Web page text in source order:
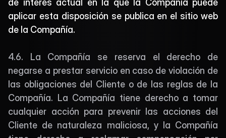
de interés actual en la que la Compañía puede
aplicar esta disposición se publica en el sitio web
de la Compañía.
4.6. La Compañía se reserva el derecho de
negarse a prestar servicio en caso de violación de
las obligaciones del Cliente o de las reglas de la
Compañía. La Compañía tiene derecho a tomar
cualquier acción para prevenir las acciones del
Cliente de naturaleza maliciosa, y la Compañía